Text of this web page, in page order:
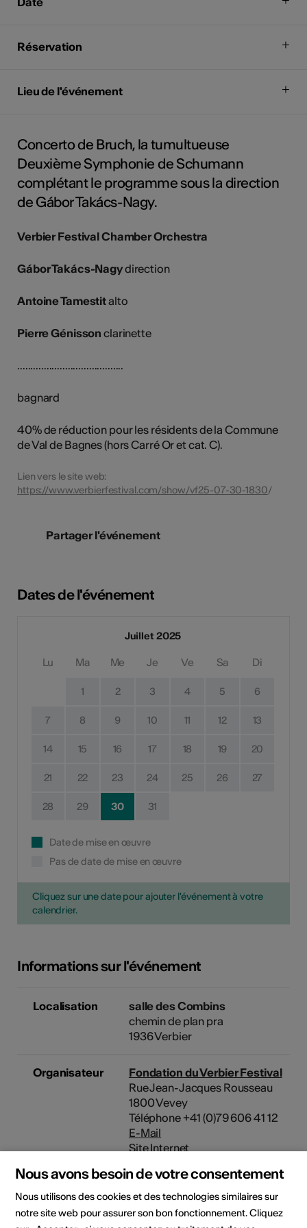
Réservation
Lieu de l'événement
Concerto de Bruch, la tumultueuse
Deuxième Symphonie de Schumann
complétant le programme sous la direction
de Gábor Takács-Nagy.
Verbier Festival Chamber Orchestra
Gábor Takács-Nagydirection
Antoine Tamestitalto
Pierre Génisson clarinette
........................................
bagnard
40% de réduction pour les résidents de la Commune
de Val de Bagnes (hors Carré Or et cat. C).
Lien vers le site web:
https://www.verbierfestival.com/show/vf25-07-30-1830/
Partager l'événement
Dates de l'événement
Juillet 2025
Lu Ma Me Je Ve Sa Di
1 2 3 4 5 6
7 8 9 10 11 12 13
14 15 16 17 18 19 20
21 22 23 24 25 26 27
28 29 30 31
Date de mise en œuvre
Pas de date de mise en œuvre
Cliquez sur une date pour ajouter l'événement à votre
calendrier.
Informations sur l'événement
Localisation
salle des Combins
chemin de plan pra
1936 Verbier
Organisateur
Fondation du Verbier Festival
Rue Jean-Jacques Rousseau
1800 Vevey
Téléphone +41 (0)79 606 41 12
E-Mail
Site Internet
Spectacle Concert Festival
Nous avons besoin de votre consentement
Nous utilisons des cookies et des technologies similaires sur
notre site web pour assurer son bon fonctionnement. Cliquez